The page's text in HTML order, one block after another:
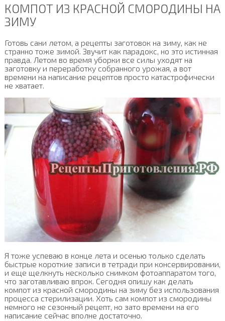
КОМПОТ ИЗ КРАСНОЙ СМОРОДИНЫ НА
ЗИМУ
Готовь сани летом, а рецепты заготовок на зиму, как не
странно тоже зимой. Звучит как парадокс, но это истинная
правда. Летом во время уборки все силы уходят на
заготовку и переработку собранного урожая, а вот
времени на написание рецептов просто катастрофически
не хватает.
Я тоже успеваю в конце лета и осенью только сделать
быстрые короткие записи в тетради при консервировании,
и еще щелкнуть несколько снимком фотоаппаратом того,
что заготавливаю впрок. Сегодня опишу как делать
компот из красной смородины на зиму без использования
процесса стерилизации. Хоть сам компот из смородины
немного не сезонный рецепт, но зато времени на его
написание сейчас вполне достаточно.